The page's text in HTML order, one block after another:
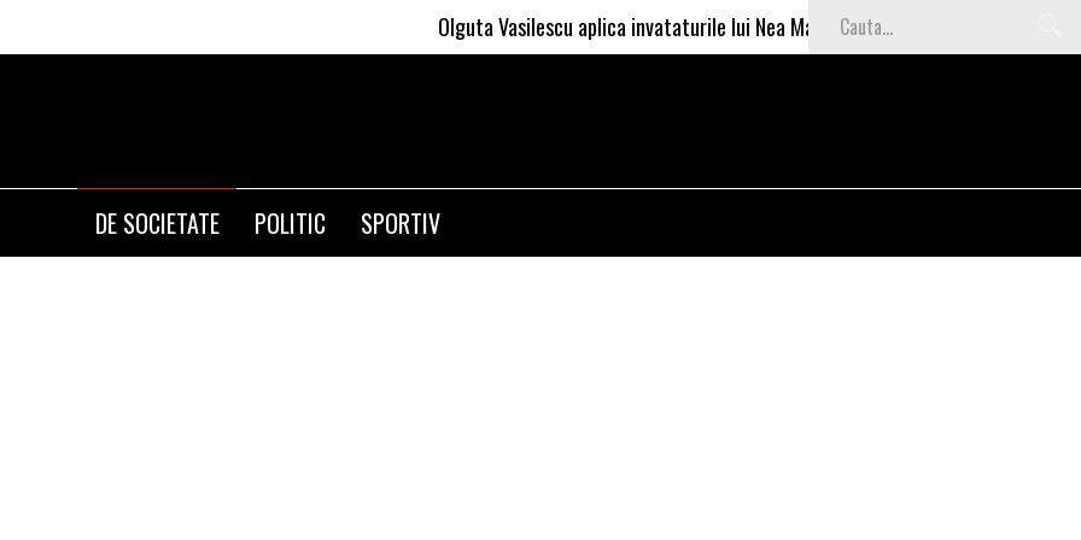
Olguta Vasilescu aplica invataturile lui Nea Marin: somajul mare e o garantie pentru
DE SOCIETATE POLITIC SPORTIV